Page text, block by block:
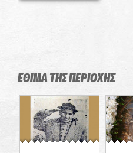
ΕΘΙΜΑ ΤΗΣ ΠΕΡΙΟΧΗΣ